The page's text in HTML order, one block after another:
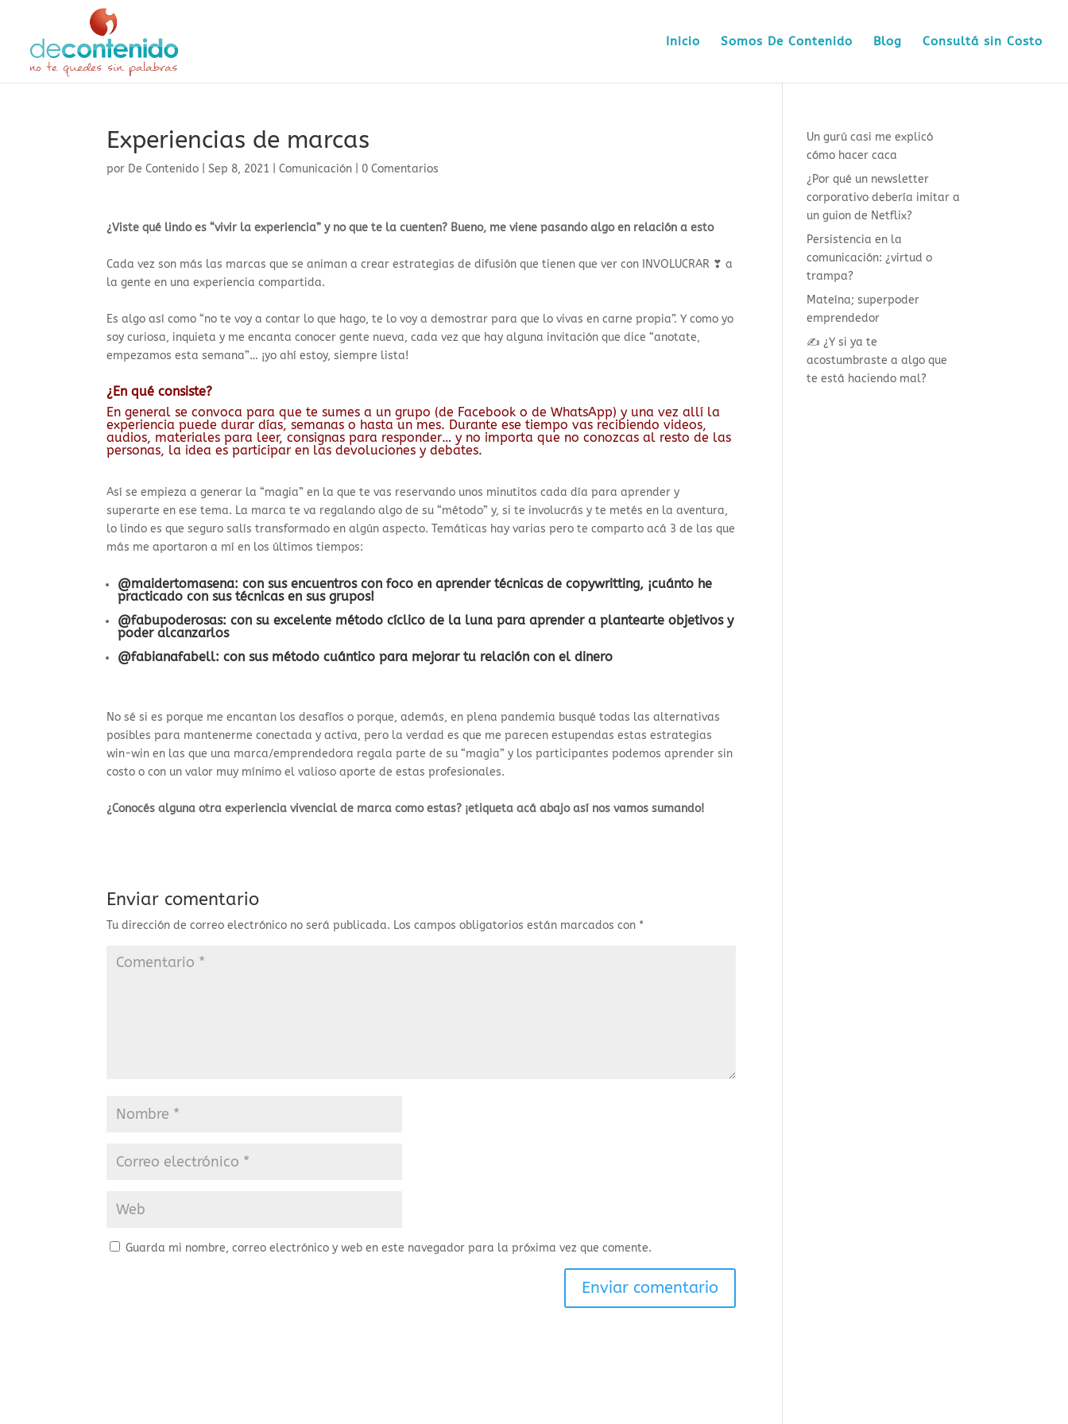
Inicio Somos De Contenido Blog Consultá sin Costo
Experiencias de marcas
por De Contenido |Sep 8, 2021 |Comunicación 0 Comentarios
¿Viste qué lindo es “vivir la experiencia” y no que te la cuenten? Bueno, me viene pasando algo en relación a esto
Cada vez son más las marcas que se animan a crear estrategias de difusión que tienen que ver con INVOLUCRAR ❣ a
la gente en una experiencia compartida.
Es algo así como “no te voy a contar lo que hago, te lo voy a demostrar para que lo vivas en carne propia”. Y como yo
soy curiosa, inquieta y me encanta conocer gente nueva, cada vez que hay alguna invitación que dice “anotate,
empezamos esta semana”… ¡yo ahí estoy, siempre lista! ‍
¿En qué consiste?
En general se convoca para que te sumes a un grupo (de Facebook o de WhatsApp) y una vez allí la
experiencia puede durar días, semanas o hasta un mes. Durante ese tiempo vas recibiendo videos,
audios, materiales para leer, consignas para responder… y no importa que no conozcas al resto de las
personas, la idea es participar en las devoluciones y debates.
Así se empieza a generar la “magia” en la que te vas reservando unos minutitos cada día para aprender y
superarte en ese tema. La marca te va regalando algo de su “método” y, si te involucrás y te metés en la aventura,
lo lindo es que seguro salís transformado en algún aspecto. Temáticas hay varias pero te comparto acá 3 de las que
más me aportaron a mí en los últimos tiempos:
@maidertomasena: con sus encuentros con foco en aprender técnicas de copywritting, ¡cuánto he
practicado con sus técnicas en sus grupos!
@fabupoderosas: con su excelente método cíclico de la luna para aprender a plantearte objetivos y
poder alcanzarlos
@fabianafabell: con sus método cuántico para mejorar tu relación con el dinero
No sé si es porque me encantan los desafíos o porque, además, en plena pandemia busqué todas las alternativas
posibles para mantenerme conectada y activa, pero la verdad es que me parecen estupendas estas estrategias
win-win en las que una marca/emprendedora regala parte de su “magia” y los participantes podemos aprender sin
costo o con un valor muy mínimo el valioso aporte de estas profesionales.
¿Conocés alguna otra experiencia vivencial de marca como estas? ¡etiqueta acá abajo así nos vamos sumando!
Enviar comentario
Tu dirección de correo electrónico no será publicada. Los campos obligatorios están marcados con *
Guarda mi nombre, correo electrónico y web en este navegador para la próxima vez que comente.
Un gurú casi me explicó
cómo hacer caca
¿Por qué un newsletter
corporativo debería imitar a
un guion de Netflix?
Persistencia en la
comunicación: ¿virtud o
trampa?
Mateína; superpoder
emprendedor
✍️ ¿Y si ya te
acostumbraste a algo que
te está haciendo mal?